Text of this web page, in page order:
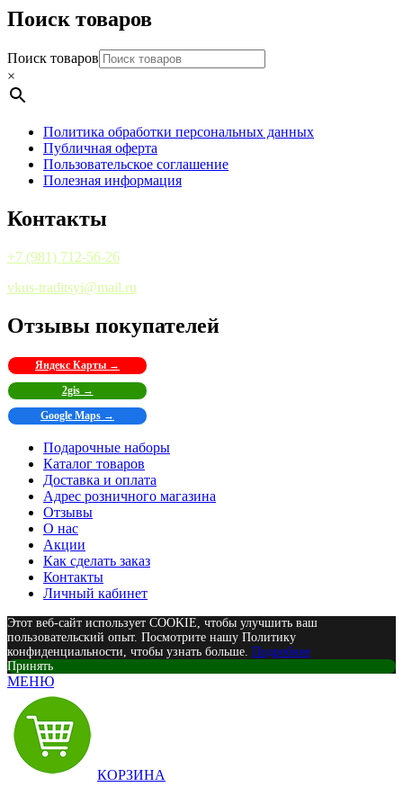
Поиск товаров
Поиск товаров
×
Политика обработки персональных данных
Публичная оферта
Пользовательское соглашение
Полезная информация
Контакты
+7 (981) 712-56-26
vkus-traditsyi@mail.ru
Отзывы покупателей
Яндекс Карты →
2gis →
Google Maps →
Подарочные наборы
Каталог товаров
Доставка и оплата
Адрес розничного магазина
Отзывы
О нас
Акции
Как сделать заказ
Контакты
Личный кабинет
Этот веб-сайт использует COOKIE, чтобы улучшить ваш
пользовательский опыт. Посмотрите нашу Политику
конфиденциальности, чтобы узнать больше. Подробнее
Принять
МЕНЮ
КОРЗИНА